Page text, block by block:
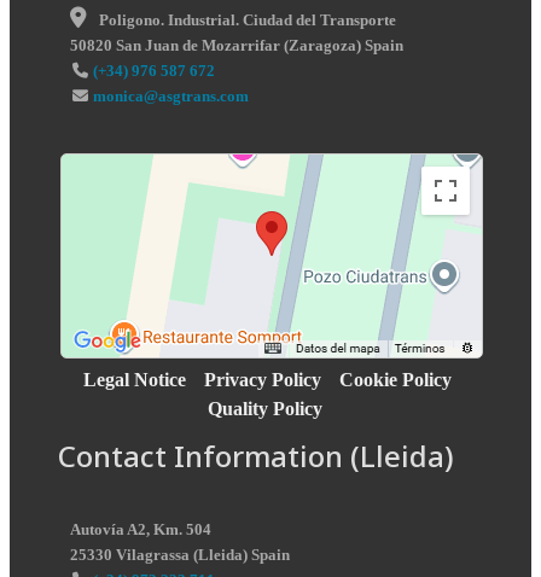
Poligono. Industrial. Ciudad del Transporte
50820 San Juan de Mozarrifar (Zaragoza) Spain
(+34) 976 587 672
monica@asgtrans.com
Legal Notice Privacy Policy
Cookie Policy
Quality Policy
Contact Information (Lleida)
Autovía A2, Km. 504
25330 Vilagrassa (Lleida) Spain